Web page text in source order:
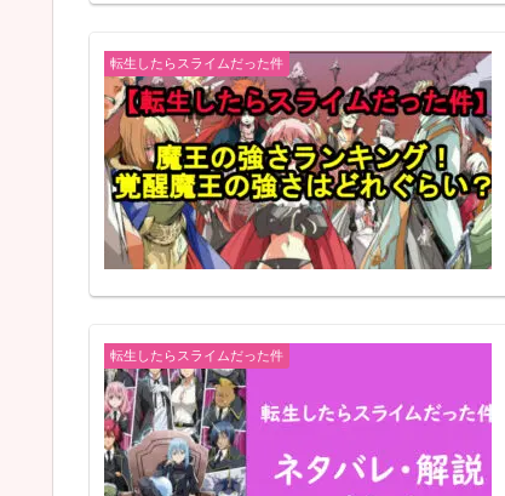
転生したらスライムだった件
転生したらスライムだった件